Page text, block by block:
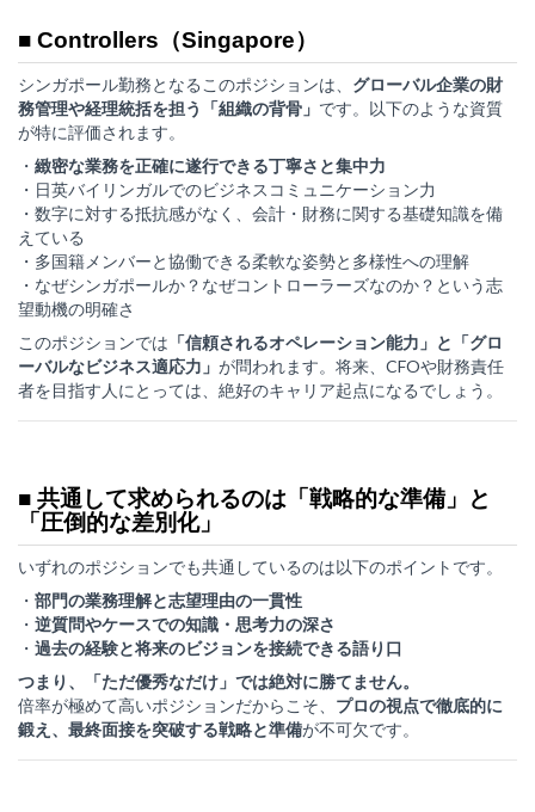
■ Controllers（Singapore）
シンガポール勤務となるこのポジションは、 グローバル企業の財
務管理や経理統括を担う「組織の背骨」 です。以下のような資質
が特に評価されます。
・ 緻密な業務を正確に遂行できる丁寧さと集中力
・日英バイリンガルでのビジネスコミュニケーション力
・数字に対する抵抗感がなく、会計・財務に関する基礎知識を備
えている
・多国籍メンバーと協働できる柔軟な姿勢と多様性への理解
・なぜシンガポールか？なぜコントローラーズなのか？という志
望動機の明確さ
このポジションでは 「信頼されるオペレーション能力」と「グロ
ーバルなビジネス適応力」 が問われます。将来、CFOや財務責任
者を目指す人にとっては、絶好のキャリア起点になるでしょう。
■ 共通して求められるのは「戦略的な準備」と
「圧倒的な差別化」
いずれのポジションでも共通しているのは以下のポイントです。
・ 部門の業務理解と志望理由の一貫性
・ 逆質問やケースでの知識・思考力の深さ
・ 過去の経験と将来のビジョンを接続できる語り口
つまり、「ただ優秀なだけ」では絶対に勝てません。
倍率が極めて高いポジションだからこそ、 プロの視点で徹底的に
鍛え、最終面接を突破する戦略と準備が不可欠です。